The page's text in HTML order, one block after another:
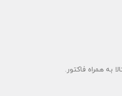
به همراه فاکتور.